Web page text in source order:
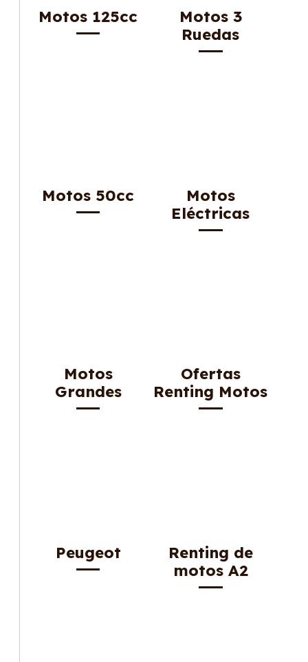
Motos 125cc
Motos 3
Ruedas
Motos 50cc
Motos
Eléctricas
Motos
Grandes
Ofertas
Renting Motos
Peugeot
Renting de
motos A2